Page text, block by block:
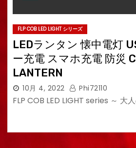
FLP COB LED LIGHT シリーズ
LEDランタン 懐中電灯
ー充電 スマホ充電 防災
LANTERN
10月 4, 2022 Phi72110
FLP COB LED LIGHT series ～ 大